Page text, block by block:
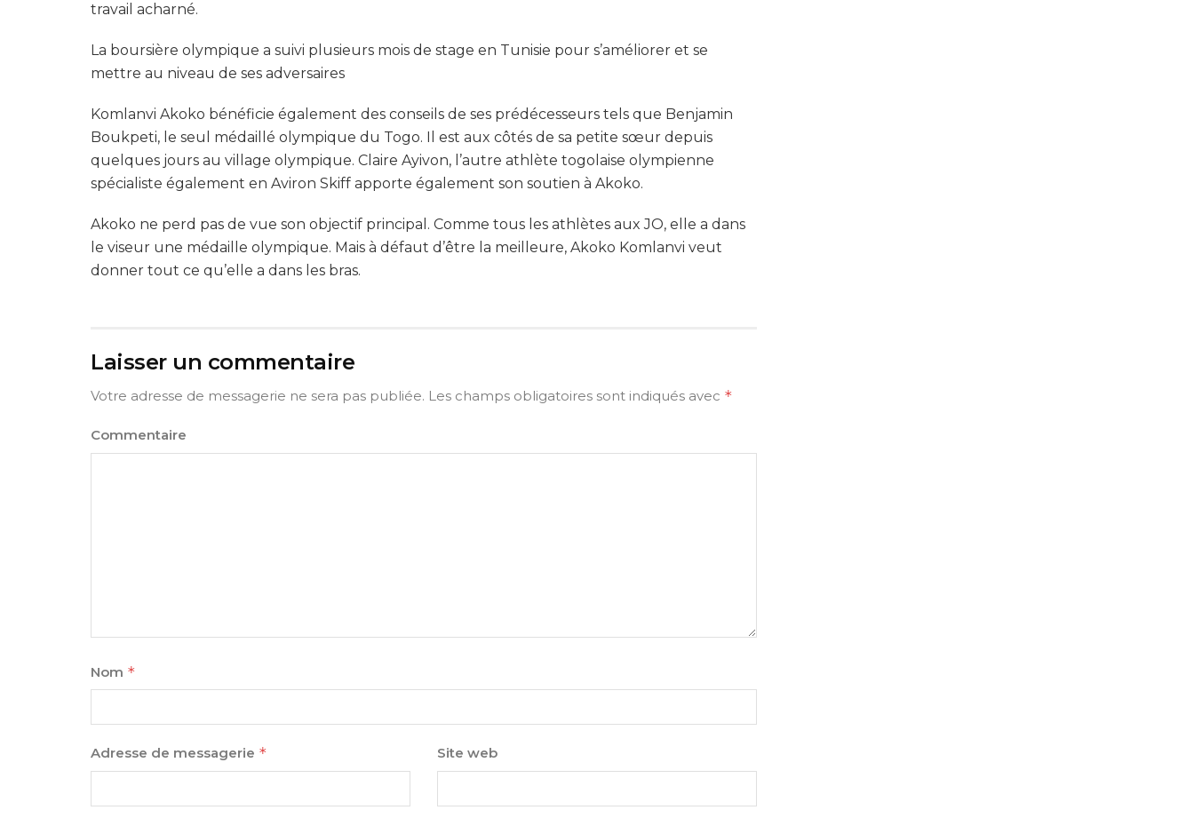
travail acharné.
La boursière olympique a suivi plusieurs mois de stage en Tunisie pour s’améliorer et se
mettre au niveau de ses adversaires
Komlanvi Akoko bénéficie également des conseils de ses prédécesseurs tels que Benjamin
Boukpeti, le seul médaillé olympique du Togo. Il est aux côtés de sa petite sœur depuis
quelques jours au village olympique. Claire Ayivon, l’autre athlète togolaise olympienne
spécialiste également en Aviron Skiff apporte également son soutien à Akoko.
Akoko ne perd pas de vue son objectif principal. Comme tous les athlètes aux JO, elle a dans
le viseur une médaille olympique. Mais à défaut d’être la meilleure, Akoko Komlanvi veut
donner tout ce qu’elle a dans les bras.
Laisser un commentaire
Votre adresse de messagerie ne sera pas publiée. Les champs obligatoires sont indiqués avec *
Commentaire
Nom *
Adresse de messagerie * Site web